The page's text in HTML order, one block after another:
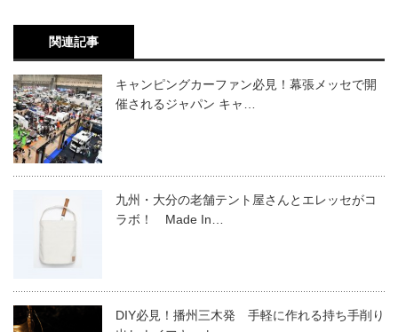
関連記事
キャンピングカーファン必見！幕張メッセで開
催されるジャパン キャ…
九州・大分の老舗テント屋さんとエレッセがコ
ラボ！ Made In…
DIY必見！播州三木発 手軽に作れる持ち手削り